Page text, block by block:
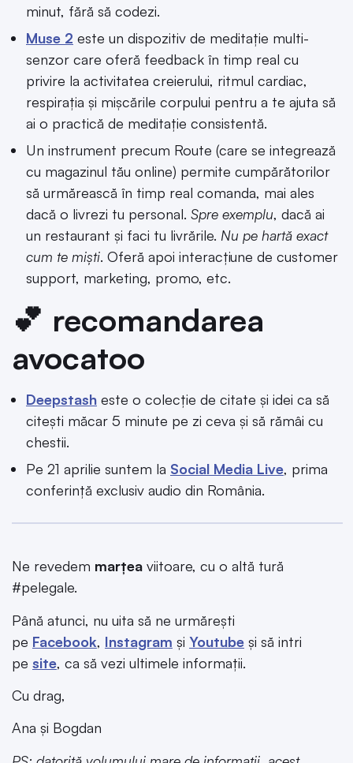
minut, fără să codezi.
Muse 2 este un dispozitiv de meditație multi-
senzor care oferă feedback în timp real cu
privire la activitatea creierului, ritmul cardiac,
respirația și mișcările corpului pentru a te ajuta să
ai o practică de meditație consistentă.
Un instrument precum Route (care se integrează
cu magazinul tău online) permite cumpărătorilor
să urmărească în timp real comanda, mai ales
dacă o livrezi tu personal. Spre exemplu, dacă ai
un restaurant și faci tu livrările. Nu pe hartă exact
cum te miști. Oferă apoi interacțiune de customer
support, marketing, promo, etc.
💕 recomandarea
avocatoo
Deepstash este o colecție de citate și idei ca să
citești măcar 5 minute pe zi ceva și să rămâi cu
chestii.
Pe 21 aprilie suntem la Social Media Live, prima
conferință exclusiv audio din România.
Ne revedem marțea viitoare, cu o altă tură
#pelegale.
Până atunci, nu uita să ne urmărești
pe Facebook, Instagram și Youtube și să intri
pe site, ca să vezi ultimele informații.
Cu drag,
Ana și Bogdan